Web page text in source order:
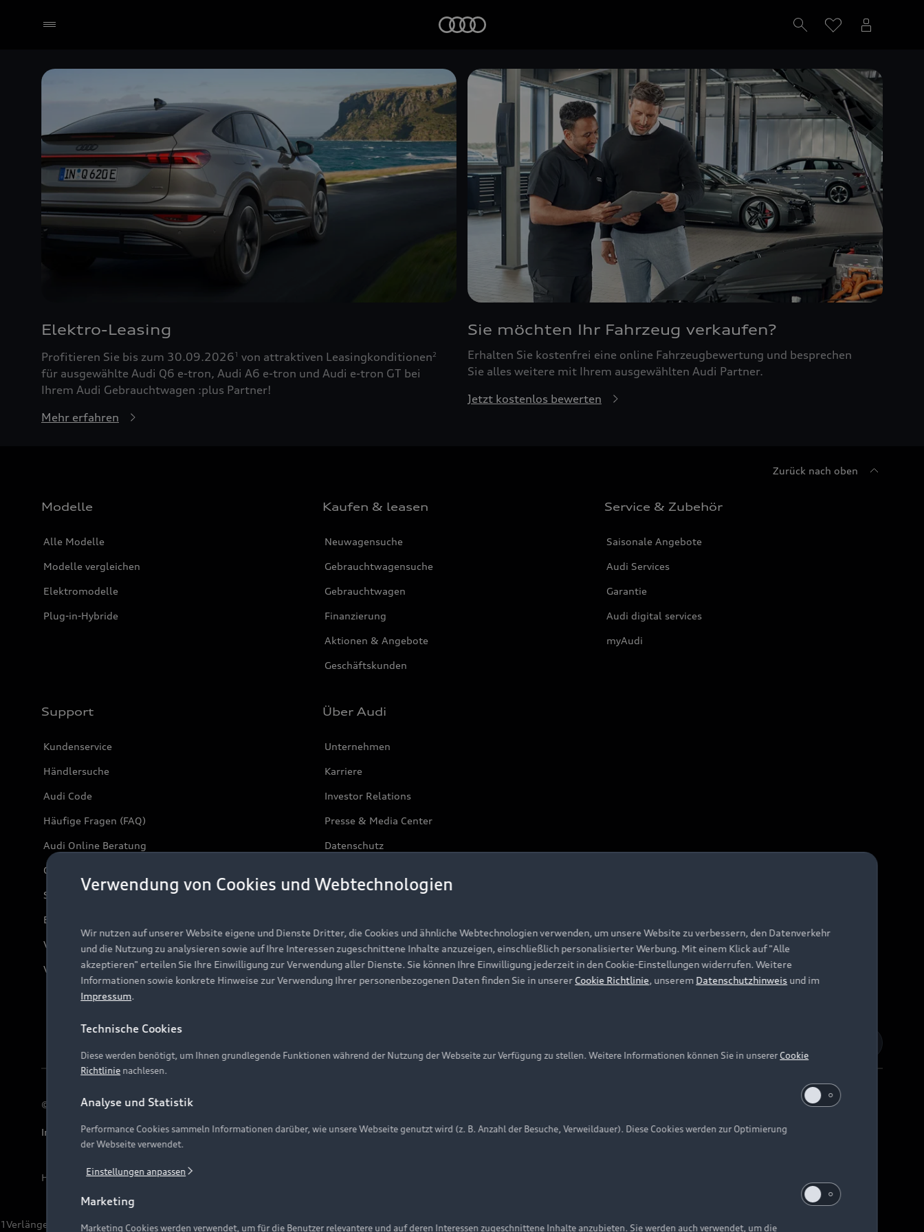
Elektro-Leasing
Profitieren Sie bis zum 30.09.20261 von attraktiven Leasingkonditionen2
für ausgewählte Audi Q6 e-tron, Audi A6 e-tron und Audi e-tron GT bei
Ihrem Audi Gebrauchtwagen :plus Partner!
Mehr erfahren
Sie möchten Ihr Fahrzeug verkaufen?
Erhalten Sie kostenfrei eine online Fahrzeugbewertung und besprechen
Sie alles weitere mit Ihrem ausgewählten Audi Partner.
Jetzt kostenlos bewerten
Zurück nach oben
Modelle
Alle Modelle
Modelle vergleichen
Elektromodelle
Plug-in-Hybride
Kaufen & leasen
Neuwagensuche
Gebrauchtwagensuche
Gebrauchtwagen
Finanzierung
Aktionen & Angebote
Geschäftskunden
Service & Zubehör
Saisonale Angebote
Audi Services
Garantie
Audi digital services
myAudi
Support
Kundenservice
Händlersuche
Audi Code
Häufige Fragen (FAQ)
Audi Online Beratung
Online-Terminvereinbarung
Servicekontakt
Bordbuch & Bedienungsanleitungen
Verträge kündigen
Vertrag widerrufen
Über Audi
Unternehmen
Karriere
Investor Relations
Presse & Media Center
Datenschutz
© 2026 AUDI AG. Alle Rechte vorbehalten
Impressum Rechtliches Hinweisgebersystem Datenschutzinformation Cookie-Einstellungen Cookie-Richtlinie Barrierefreiheit Digital Services Act
Hinweis: Die aktuelle Darstellung und Anordnung der Embleme am Fahrzeug bei allen Abbildungen auf dieser Webseite kann abweichen.
1Verlängerung vorbehalten.
Verwendung von Cookies und Webtechnologien
Wir nutzen auf unserer Website eigene und Dienste Dritter, die Cookies und ähnliche Webtechnologien verwenden, um unsere Website zu verbessern, den Datenverkehr
und die Nutzung zu analysieren sowie auf Ihre Interessen zugeschnittene Inhalte anzuzeigen, einschließlich personalisierter Werbung. Mit einem Klick auf "Alle
akzeptieren" erteilen Sie Ihre Einwilligung zur Verwendung aller Dienste. Sie können Ihre Einwilligung jederzeit in den Cookie-Einstellungen widerrufen. Weitere
Informationen sowie konkrete Hinweise zur Verwendung Ihrer personenbezogenen Daten finden Sie in unserer Cookie Richtlinie, unserem Datenschutzhinweis und im
Impressum.
Technische Cookies
Diese werden benötigt, um Ihnen grundlegende Funktionen während der Nutzung der Webseite zur Verfügung zu stellen. Weitere Informationen können Sie in unsererCookie
Richtlinie nachlesen.
Analyse und Statistik
Performance Cookies sammeln Informationen darüber, wie unsere Webseite genutzt wird (z. B. Anzahl der Besuche, Verweildauer). Diese Cookies werden zur Optimierung
der Webseite verwendet.
Einstellungen anpassen
Marketing
Marketing Cookies werden verwendet, um für die Benutzer relevantere und auf deren Interessen zugeschnittene Inhalte anzubieten. Sie werden auch verwendet, um die